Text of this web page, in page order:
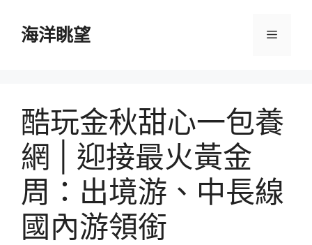
海洋眺望 選
酷玩金秋甜心一包養
網 | 迎接最火黃金
周：出境游、中長線
國內游領銜